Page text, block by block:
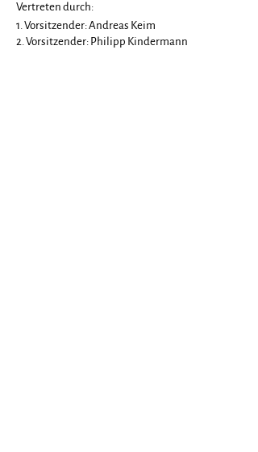
Vertreten durch:
1. Vorsitzender: Andreas Keim
2. Vorsitzender: Philipp Kindermann